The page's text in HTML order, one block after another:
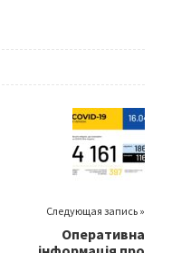
Следующая запись »
Оперативна